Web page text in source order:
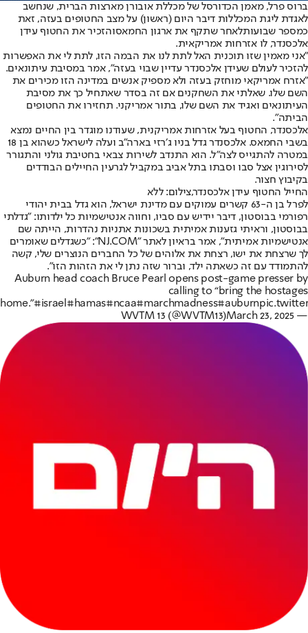
ברוס פרל, מאמן הכדורסל של מכללת אובורן מארצות הברית, שנחשב
לאגדת ליגת המכללות דיבר היום (ראשון) על מצב החטופים בעזה, זאת
כמספר שבועותלאחר שתקף את ארגון החמאסוהזכיר את החטוף עידן
אלכסנדר, לו אזרחות אמריקאית.
"אני מאמין שזו תוכנית האל לתת לנו את הבמה הזו, לתת לי את האפשרות
להזכיר לעולם שעידן אלכסנדר עדיין שבוי בעזה", אמר במסיבת עיתונאים.
"אזרח אמריקאי מוחזק בעזה ולא מספיק אנשים במדינה הזו מכירים את
השם שלו. שאלתי את השחקנים אם זה בסדר שאתחיל כך את מסיבת
העיתונאים ואגיד את השם שלו, בתור אמריקני. תחזירו את החטופים
הביתה".
אלכסנדר, החטוף בעל אזרחות אמריקנית, שעודנו מוגדר בין החיים נמצא
בשבי החמאס. אלכסנדר גדל בניו ג׳רזי בארה״ב ועלה לישראל כשהוא בן 18
במטרה להתגייס לצה״ל. הוא התנדב לשירות צבאי בחטיבת גולני והתגורר
לסירוגין אצל סבו וסבתו בתל אביב במקביל לגרעין החיילים הבודדים
בקיבוץ חצור.
החייל החטוף עידן אלכסנדר,צילום: ללא
לפרל בן ה-63 קשרים עמוקים עם מדינת ישראל, הוא גדל בבית יהודי
רפורמי בבוסטון, דיבר יידיש עם סביו, וחווה אנטישמיות כל ילדותו: "גדלתי
בבוסטון, וראיתי גזענות אמיתית בשכונות אתניות נהדרות, הייתה שם
אנטישמיות אמיתית", אמר בראיון לאתר "NJ.COM": "כשגדלים שאומרים
לך שרצחת את ישו, רצחת את אלוהים של כל החברים הנוצרים שלי, קשה
להתמודד עם זה כשאתה ילד, וברור שזה נתן לי את הזהות הזו".
Auburn head coach Bruce Pearl opens post-game presser by
calling to “bring the hostages
home.”#israel #hamas#ncaa#marchmadness#auburn
— WVTM 13 (@WVTM13)
March 23, 2025